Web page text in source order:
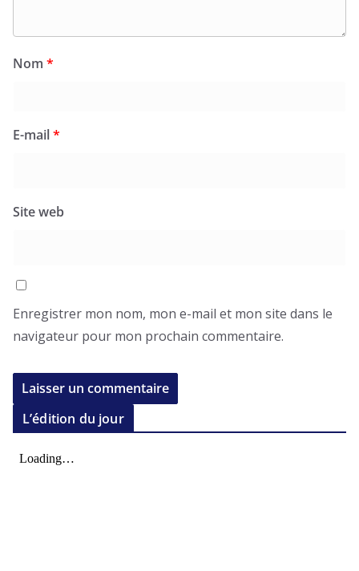
Nom *
E-mail*
Site web
Enregistrer mon nom, mon e-mail et mon site dans le
navigateur pour mon prochain commentaire.
L’édition du jour